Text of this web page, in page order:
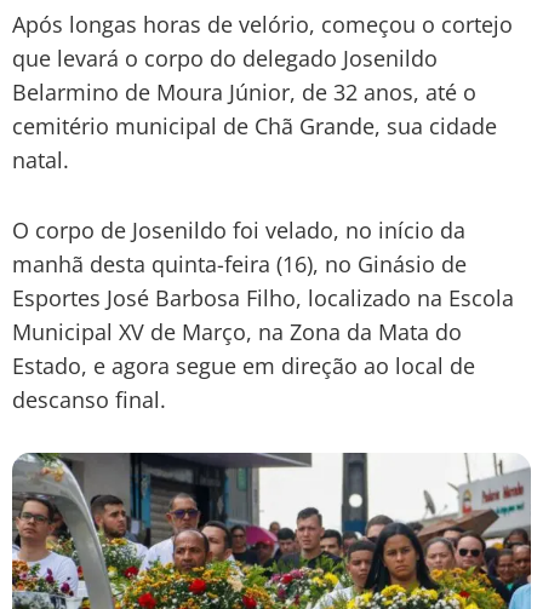
Após longas horas de velório, começou o cortejo
que levará o corpo do delegado Josenildo
Belarmino de Moura Júnior, de 32 anos, até o
cemitério municipal de Chã Grande, sua cidade
natal.
O corpo de Josenildo foi velado, no início da
manhã desta quinta-feira (16), no Ginásio de
Esportes José Barbosa Filho, localizado na Escola
Municipal XV de Março, na Zona da Mata do
Estado, e agora segue em direção ao local de
descanso final.